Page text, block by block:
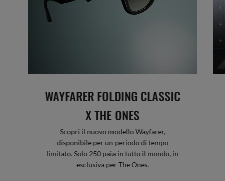
WAYFARER FOLDING CLASSIC
X THE ONES
Scopri il nuovo modello Wayfarer,
disponibile per un periodo di tempo
limitato. Solo 250 paia in tutto il mondo, in
esclusiva per The Ones.